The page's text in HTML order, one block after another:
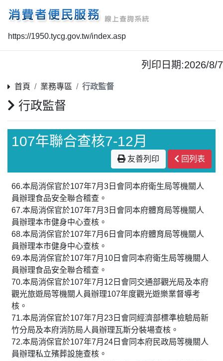
https://1950.tycg.gov.tw/index.asp
列印日期:2026/8/7
首頁 業務專區 行政監督
行政監督
107年聯合查核7-12月
友善列印 回列表
66.本局消保官於107年7月3日會同本府衛生局等機關人
員辦理食品安全聯合稽查。
67.本局消保官於107年7月3日會同本府體育局等機關人
員辦理本市健身中心查核。
68.本局消保官於107年7月6日會同本府體育局等機關人
員辦理本市健身中心查核。
69.本局消保官於107年7月10日會同本府衛生局等機關人
員辦理食品安全聯合稽查。
70.本局消保官於107年7月12日會同交通部觀光局及本府
觀光旅遊局等機關人員辦理107年度觀光遊樂業督導考
核。
71.本局消保官於107年7月23日會同經濟部標準檢驗局新
竹分局及本府消防局人員辦理瓦斯分裝場查核。
72.本局消保官於107年7月24日會同本府民政局等機關人
員辦理私立殯葬設施查核。